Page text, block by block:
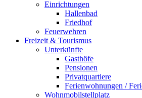
Einrichtungen
Hallenbad
Friedhof
Feuerwehren
Freizeit & Tourismus
Unterkünfte
Gasthöfe
Pensionen
Privatquartiere
Ferienwohnungen /
Wohnmobilstellplatz